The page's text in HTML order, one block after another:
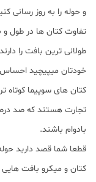
و حوله را به روز رسانی
تفاوت کتان ها در طول و
طولانی ترین بافت را
خودتان میپیچید
کتان های سوپیما کوتاه
تجارت هستند که صد
بادوام باشند.
قطعا شما قصد دارید
کتان و میکرو بافت